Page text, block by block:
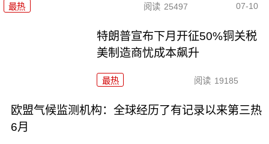
最热 阅读 25497 07-10
特朗普宣布下月开征50%铜关税
美制造商忧成本飙升
最热 阅读 19185
欧盟气候监测机构：全球经历了有记录以来第三热
6月